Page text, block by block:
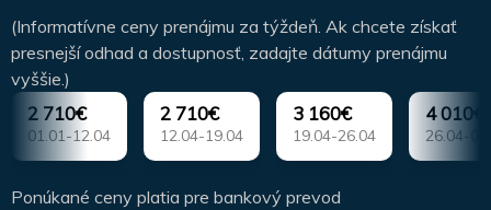
(Informatívne ceny prenájmu za týždeň. Ak chcete získať
presnejší odhad a dostupnosť, zadajte dátumy prenájmu
vyššie.)
2 710€
01.01-12.04
2 710€
12.04-19.04
3 160€
19.04-26.04
4 010€
26.04-
Ponúkané ceny platia pre bankový prevod